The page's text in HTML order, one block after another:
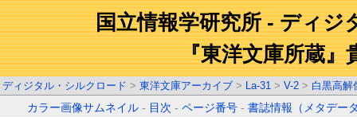
国立情報学研究所 - ディジ
『東洋文庫所蔵』
ディジタル・シルクロード > 東洋文庫アーカイブ > La-31 > V-2 > 白黒高解
カラー画像サムネイル - 目次 -ページ番号 -書誌情報（メタデー